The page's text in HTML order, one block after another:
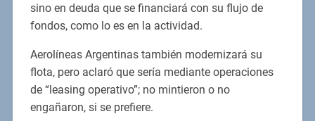
sino en deuda que se financiará con su flujo de
fondos, como lo es en la actividad.
Aerolíneas Argentinas también modernizará su
flota, pero aclaró que sería mediante operaciones
de “leasing operativo”; no mintieron o no
engañaron, si se prefiere.